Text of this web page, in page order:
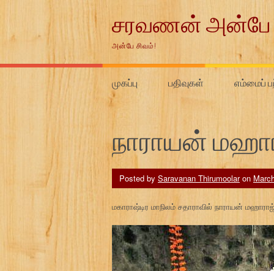
சரவணன் அன்பே
அன்பே சிவம்!
முகப்பு பதிவுகள் எம்மைப்
நாராயன்
Posted by Saravanan Thirumoolaron
மகாராஷ்டிர மாநிலம் சதாராவில் நாராயன்